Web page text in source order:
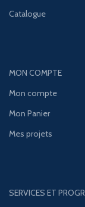
Catalogue
MON COMPTE
Mon compte
Mon Panier
Mes projets
SERVICES ET